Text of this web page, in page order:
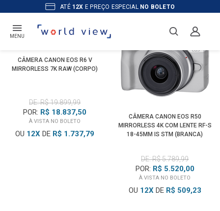
ATÉ 12X E PREÇO ESPECIAL NO BOLETO
MENU
CÂMERA CANON EOS R6 V
MIRRORLESS 7K RAW (CORPO)
DE: R$ 19.899,99
POR: R$ 18.837,50
À VISTA NO BOLETO
OU 12X DE R$ 1.737,79
CÂMERA CANON EOS R50
MIRRORLESS 4K COM LENTE RF-S
18-45MM IS STM (BRANCA)
DE: R$ 5.789,99
POR: R$ 5.520,00
À VISTA NO BOLETO
OU 12XDE R$ 509,23